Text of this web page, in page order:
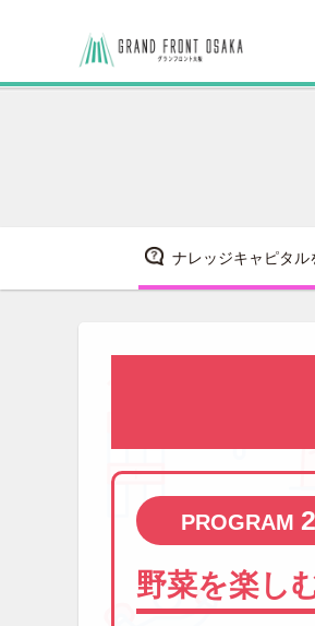
ナレッジキャピタル
野菜を楽し